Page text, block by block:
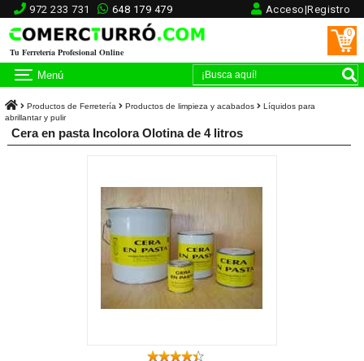
972 233 731 648 179 479 Acceso|Registro
Tu Ferretería Profesional Online
0
Menú
Productos de Ferretería Productos de limpieza y acabados
Líquidos para
abrillantar y pulir
Cera en pasta Incolora Olotina de 4 litros